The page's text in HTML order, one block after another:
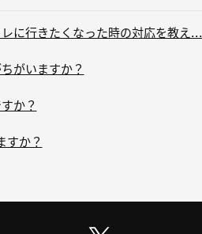
に行きたくなった時の対応を教え...
がいますか？
か？
すか？